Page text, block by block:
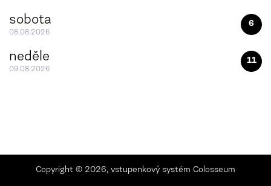
sobota
08.08.2026
6
neděle
09.08.2026
11
Copyright © 2026, vstupenkový systém Colosseum